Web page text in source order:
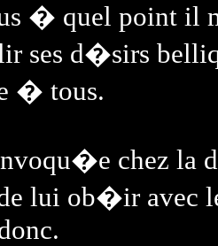
� quel point il
ses d�sirs
� tous.
chez
lui ob�ir avec